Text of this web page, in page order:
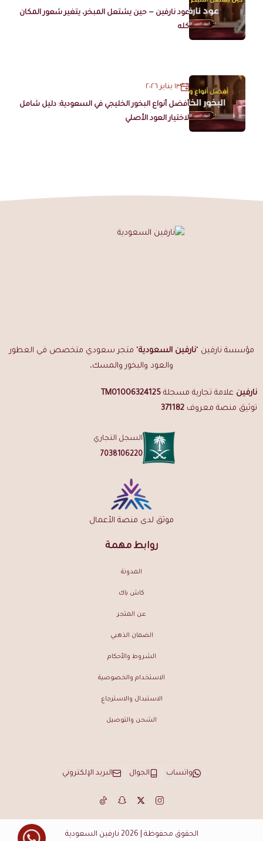
عود نارفين — حين يشتعل المبخر، يتغير شعور المكان
كله
١٣ يناير ٢٠٢٦
أفضل أنواع البخور الخليجي في السعودية: دليل شامل
لاختيار العود الأصلي
روابط مهمة
المدونة
كاش باك
عن المتجر
الضمان الذهبي
الشروط والأحكام
الاستخدام والخصوصية
الاستبدال والاسترجاع
الشحن والتوصيل
مؤسسة نارفين "نارفين السعودية" متجر سعودي متخصص في العطور
والعود والبخور والمسك،
نارفين علامة تجارية مسجلة TM01006324125
توثيق منصة معروف 371182
السجل التجاري
7038106220
موثق لدى منصة الأعمال
واتساب الجوال البريد الإلكتروني
الحقوق محفوظة | 2026 نارفين السعودية